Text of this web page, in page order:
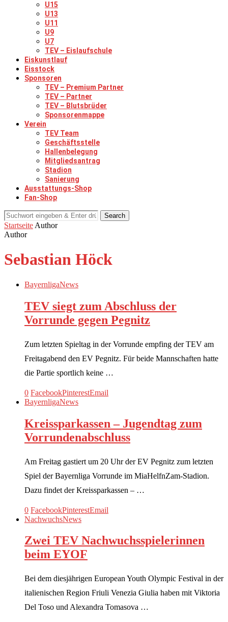
U15
U13
U11
U9
U7
TEV – Eislaufschule
Eiskunstlauf
Eisstock
Sponsoren
TEV – Premium Partner
TEV – Partner
TEV – Blutsbrüder
Sponsorenmappe
Verein
TEV Team
Geschäftsstelle
Hallenbelegung
Mitgliedsantrag
Stadion
Sanierung
Ausstattungs-Shop
Fan-Shop
Search
Startseite Author
Author
Sebastian Höck
BayernligaNews
TEV siegt zum Abschluss der
Vorrunde gegen Pegnitz
Zum letzten Spieltag in der Vorrunde empfing der TEV am
Freitagabend den EV Pegnitz. Für beide Mannschaften hatte
die Partie sportlich keine …
0 FacebookPinterestEmail
BayernligaNews
Kreissparkassen – Jugendtag zum
Vorrundenabschluss
Am Freitag gastiert um 20 Uhr der EV Pegnitz zum letzten
Spiel der Bayernliga Vorrunde im MiaHelfnZam-Stadion.
Dazu findet der Kreissparkassen – …
0 FacebookPinterestEmail
NachwuchsNews
Zwei TEV Nachwuchsspielerinnen
beim EYOF
Bei dem diesjährigen European Youth Olympic Festival in der
italienischen Region Friuli Venezia Giulia haben mit Viktoria
Del Toso und Alexandra Tomasova …